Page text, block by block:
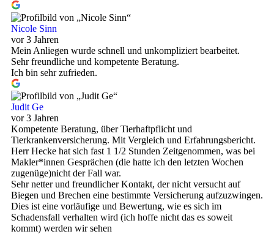
Nicole Sinn
vor 3 Jahren
Mein Anliegen wurde schnell und unkompliziert bearbeitet.
Sehr freundliche und kompetente Beratung.
Ich bin sehr zufrieden.
Judit Ge
vor 3 Jahren
Kompetente Beratung, über Tierhaftpflicht und
Tierkrankenversicherung. Mit Vergleich und Erfahrungsbericht.
Herr Hecke hat sich fast 1 1/2 Stunden Zeitgenommen, was bei
Makler*innen Gesprächen (die hatte ich den letzten Wochen
zugenüge)nicht der Fall war.
Sehr netter und freundlicher Kontakt, der nicht versucht auf
Biegen und Brechen eine bestimmte Versicherung aufzuzwingen.
Dies ist eine vorläufige und Bewertung, wie es sich im
Schadensfall verhalten wird (ich hoffe nicht das es soweit
kommt) werden wir sehen